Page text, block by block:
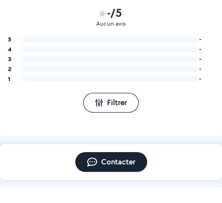
-/5
Aucun avis
5
-
4
-
3
-
2
-
1
-
Filtrer
Contacter